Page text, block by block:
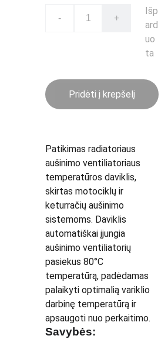
- +
Išp
ard
uo
ta
Pridėti į krepšelį
Patikimas radiatoriaus
aušinimo ventiliatoriaus
temperatūros daviklis,
skirtas motociklų ir
keturračių aušinimo
sistemoms. Daviklis
automatiškai įjungia
aušinimo ventiliatorių
pasiekus 80°C
temperatūrą, padėdamas
palaikyti optimalią variklio
darbinę temperatūrą ir
apsaugoti nuo perkaitimo.
Savybės: